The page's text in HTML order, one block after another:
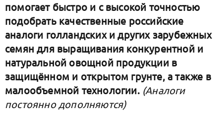
помогает быстро и с высокой точностью
подобрать качественные российские
аналоги голландских и других зарубежных
семян для выращивания конкурентной и
натуральной овощной продукции в
защищённом и открытом грунте, а также в
малообъемной технологии. (Аналоги
постоянно дополняются)